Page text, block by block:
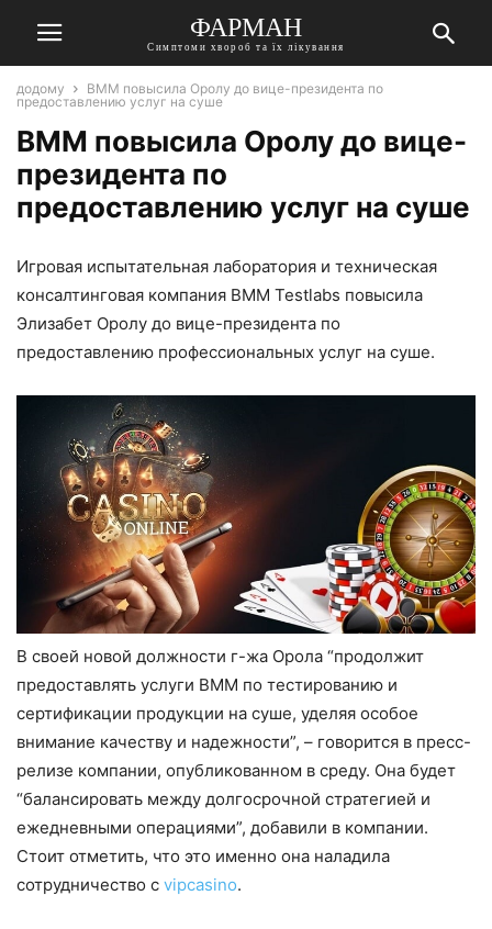
ФАРМАН
Симптоми хвороб та їх лікування
додому
BMM повысила Оролу до вице-президента по
предоставлению услуг на суше
BMM повысила Оролу до вице-
президента по
предоставлению услуг на суше
Игровая испытательная лаборатория и техническая
консалтинговая компания BMM Testlabs повысила
Элизабет Оролу до вице-президента по
предоставлению профессиональных услуг на суше.
В своей новой должности г-жа Орола “продолжит
предоставлять услуги BMM по тестированию и
сертификации продукции на суше, уделяя особое
внимание качеству и надежности”, – говорится в пресс-
релизе компании, опубликованном в среду. Она будет
“балансировать между долгосрочной стратегией и
ежедневными операциями”, добавили в компании.
Стоит отметить, что это именно она наладила
сотрудничество с vipcasino.